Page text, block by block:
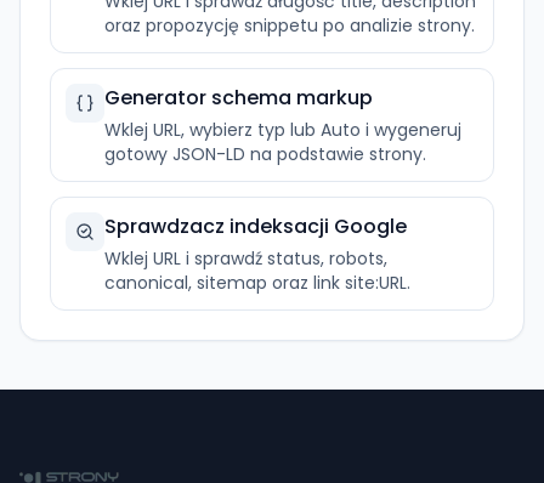
oraz propozycję snippetu po analizie strony.
Generator schema markup
Wklej URL, wybierz typ lub Auto i wygeneruj
gotowy JSON-LD na podstawie strony.
Sprawdzacz indeksacji Google
Wklej URL i sprawdź status, robots,
canonical, sitemap oraz link site:URL.